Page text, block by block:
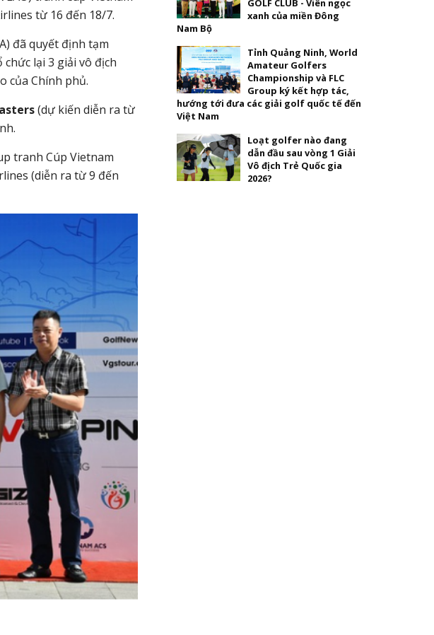
từ 16 đến 18/7.
đã quyết định tạm
lại 3 giải vô địch
của Chính phủ.
(dự kiến diễn ra từ
tranh Cúp Vietnam
(diễn ra từ 9 đến
GOLF CLUB - Viên ngọc
xanh của miền Đông
Nam Bộ
Tỉnh Quảng Ninh, World
Amateur Golfers
Championship và FLC
Group ký kết hợp tác,
hướng tới đưa các giải golf quốc tế đến
Việt Nam
Loạt golfer nào đang
dẫn đầu sau vòng 1 Giải
Vô địch Trẻ Quốc gia
2026?